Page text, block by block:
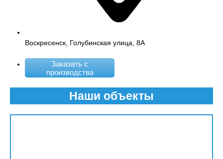
Воскресенск, Голубинская улица, 8А
Заказать с
производства
Наши объекты